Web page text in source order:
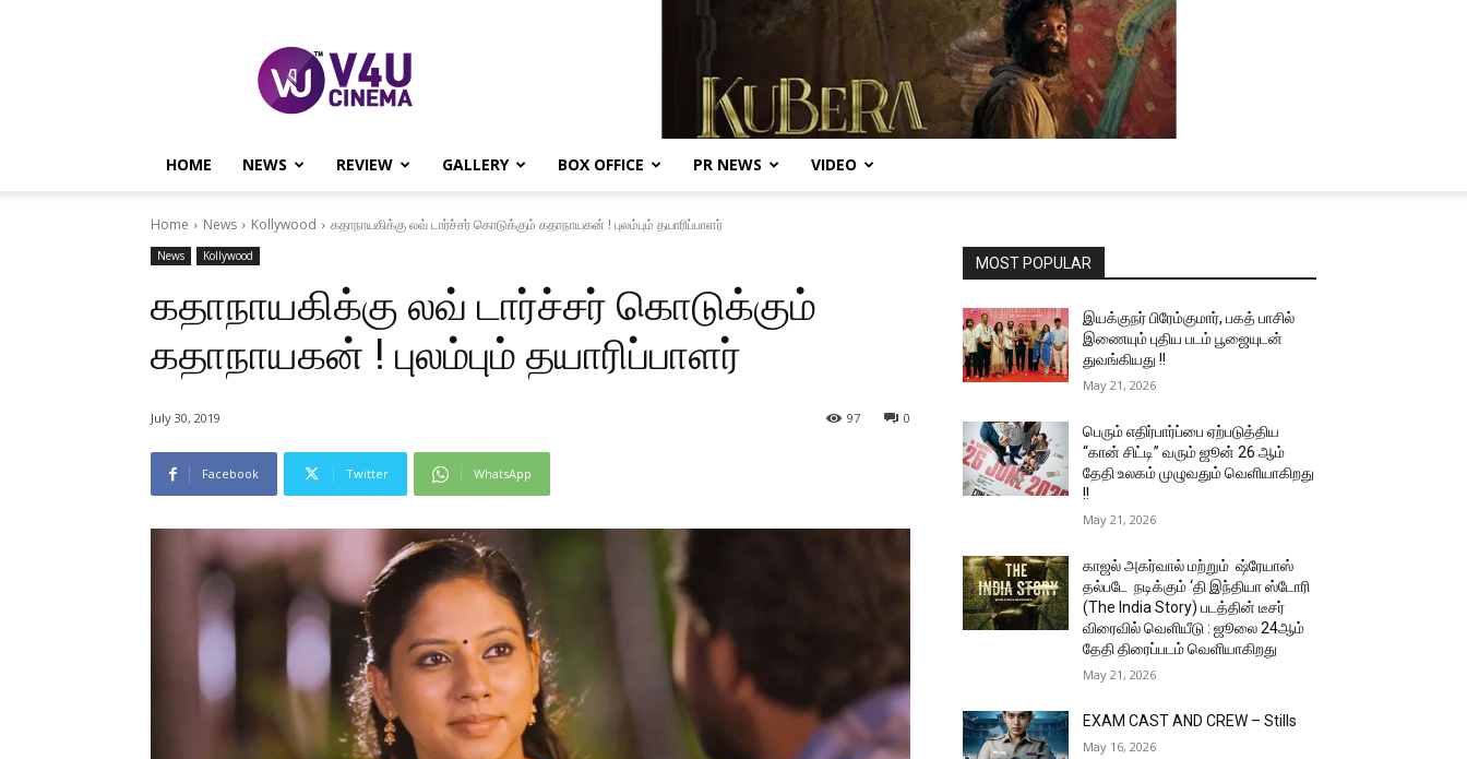
CINEMA
HOME NEWS REVIEW GALLERY BOX OFFICE PR NEWS VIDEO
Home News Kollywood கதாநாயகிக்கு லவ் டார்ச்சர் கொடுக்கும் கதாநாயகன் ! புலம்பும் தயாரிப்பாளர்
News Kollywood
கதாநாயகிக்கு லவ் டார்ச்சர் கொடுக்கும்
கதாநாயகன் ! புலம்பும் தயாரிப்பாளர்
July 30, 2019 0
97
Facebook Twitter WhatsApp
MOST POPULAR
இயக்குநர் பிரேம்குமார், பகத் பாசில்
இணையும் புதிய படம் பூஜையுடன்
துவங்கியது !!
May 21, 2026
பெரும் எதிர்பார்ப்பை ஏற்படுத்திய
“கான் சிட்டி” வரும் ஜூன் 26 ஆம்
தேதி உலகம் முழுவதும் வெளியாகிறது
!!
May 21, 2026
காஜல் அகர்வால் மற்றும் ஷ்ரேயாஸ்
தல்படே நடிக்கும் ‘தி இந்தியா ஸ்டோரி
(The India Story) படத்தின் டீசர்
விரைவில் வெளியீடு : ஜூலை 24ஆம்
தேதி திரைப்படம் வெளியாகிறது
May 21, 2026
EXAM CAST AND CREW – Stills
May 16, 2026